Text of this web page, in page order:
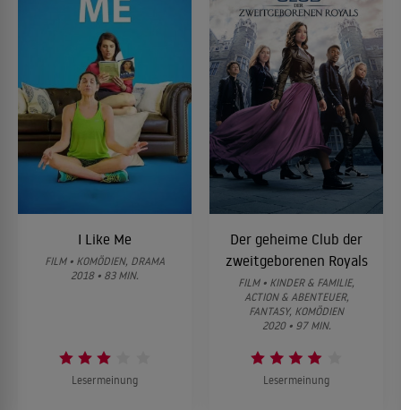
I Like Me
FILM • KOMÖDIEN, DRAMA
2018 • 83 MIN.
Lesermeinung
Der geheime Club der
zweitgeborenen Royals
FILM • KINDER & FAMILIE,
ACTION & ABENTEUER,
FANTASY, KOMÖDIEN
2020 • 97 MIN.
Lesermeinung